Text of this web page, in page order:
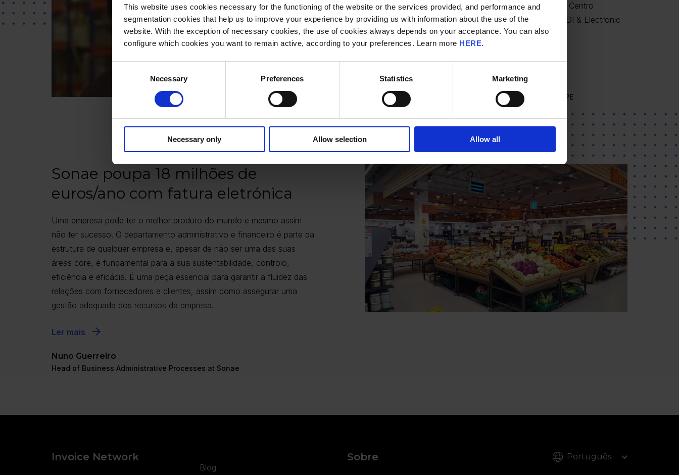
This website uses cookies necessary for the functioning of the website or the services provided, and performance and
segmentation cookies that help us to improve your experience by providing us with information about the use of the
website. With the exception of necessary cookies, the use of cookies always depends on your acceptance. You can also
configure which cookies you want to remain active, according to your preferences. Learn more HERE.
Necessary Preferences Statistics Marketing
Necessary only Allow selection Allow all
Testemunho de Nuno Loureiro, Diretor de Logística do Centro
Hospitalar Lisboa Norte, EPE, sobre a plataforma de EDI & Electronic
Invoicing da Saphety – SaphetyDoc.
Ler mais
Nuno Loureiro
Diretor de Logística do Centro Hospitalar Lisboa Norte, EPE
Sonae poupa 18 milhões de
euros/ano com fatura eletrónica
Uma empresa pode ter o melhor produto do mundo e mesmo assim
não ter sucesso. O departamento administrativo e financeiro é parte da
estrutura de qualquer empresa e, apesar de não ser uma das suas
áreas core, é fundamental para a sua sustentabilidade, controlo,
eficiência e eficácia. É uma peça essencial para garantir a fluidez das
relações com fornecedores e clientes, assim como assegurar uma
gestão adequada dos recursos da empresa.
Ler mais
Nuno Guerreiro
Head of Business Administrative Processes at Sonae
Invoice Network
Blog
Sobre Português